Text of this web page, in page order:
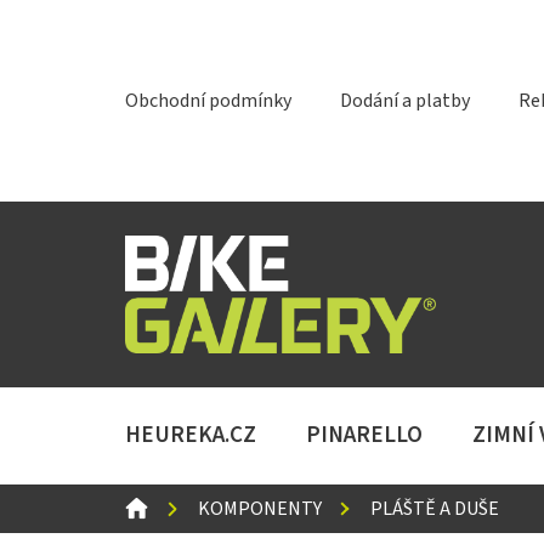
Obchodní podmínky Dodání a platby
HEUREKA.CZ PINARELLO ZIMNÍ
DOMŮKOMPONENTY PLÁŠTĚ A DUŠE